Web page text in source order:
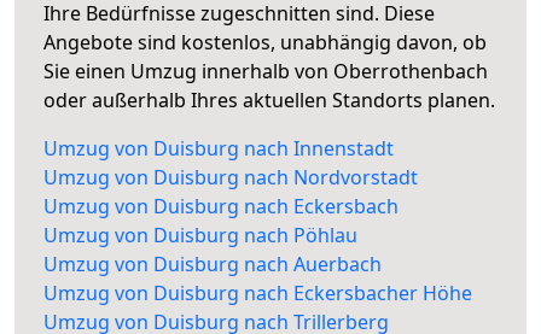
Ihre Bedürfnisse zugeschnitten sind. Diese
Angebote sind kostenlos, unabhängig davon, ob
Sie einen Umzug innerhalb von Oberrothenbach
oder außerhalb Ihres aktuellen Standorts planen.
Umzug von Duisburg nach Innenstadt
Umzug von Duisburg nach Nordvorstadt
Umzug von Duisburg nach Eckersbach
Umzug von Duisburg nach Pöhlau
Umzug von Duisburg nach Auerbach
Umzug von Duisburg nach Eckersbacher Höhe
Umzug von Duisburg nach Trillerberg